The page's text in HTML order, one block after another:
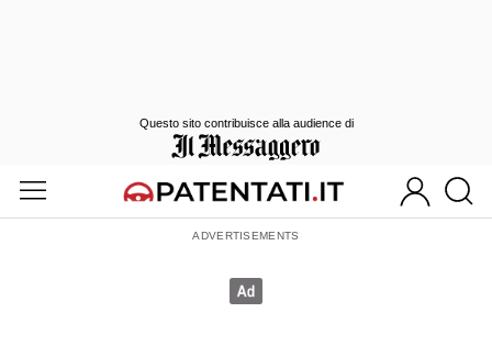
Questo sito contribuisce alla audience di